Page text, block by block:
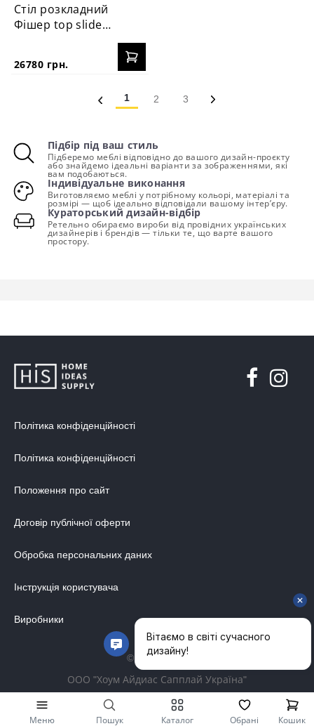
Стіл розкладний
Фішер top slide
26780 грн.
1 2 3
Підбір під ваш стиль
Підберемо меблі відповідно до вашого дизайн-проєкту
або знайдемо ідеальні варіанти за зображеннями, які
вам подобаються.
Індивідуальне виконання
Виготовляємо меблі у потрібному кольорі, матеріалі та
розмірі — щоб ідеально відповідали вашому інтер’єру.
Кураторський дизайн-відбір
Ретельно обираємо вироби від провідних українських
дизайнерів і брендів — тільки те, що варте вашого
простору.
Політика конфіденційності
Політика конфіденційності
Положення про сайт
Договір публічної оферти
Обробка персональних даних
Інструкція користувача
Виробники
© 2014-2026
ООО "Хоум Айдиас Сапплай Україна"
Меню Пошук Каталог Обрані Кошик